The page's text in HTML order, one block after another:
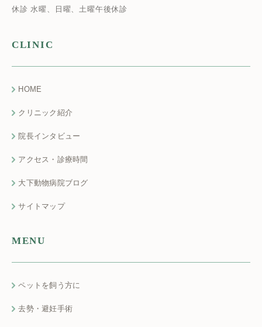
休診 水曜、日曜、土曜午後休診
CLINIC
HOME
クリニック紹介
院長インタビュー
アクセス・診療時間
大下動物病院ブログ
サイトマップ
MENU
ペットを飼う方に
去勢・避妊手術